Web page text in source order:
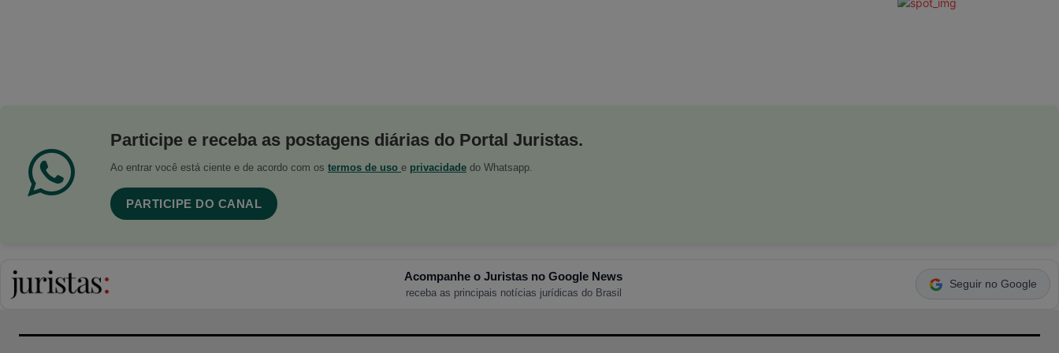
Participe e receba as postagens diárias do Portal Juristas.
Ao entrar você está ciente e de acordo com os termos de uso e privacidade do Whatsapp.
PARTICIPE DO CANAL
Acompanhe o Juristas no Google News
receba as principais notícias jurídicas do Brasil
Seguir no Google